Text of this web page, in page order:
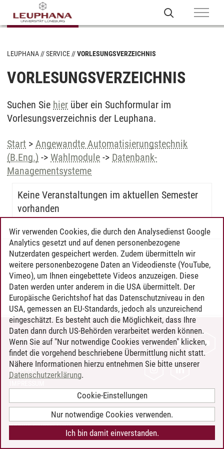
LEUPHANA SERVICE VORLESUNGSVERZEICHNIS
VORLESUNGSVERZEICHNIS
Suchen Sie hier über ein Suchformular im
Vorlesungsverzeichnis der Leuphana.
Start > Angewandte Automatisierungstechnik
(B.Eng.) -> Wahlmodule -> Datenbank-
Managementsysteme
Keine Veranstaltungen im aktuellen Semester
vorhanden
Timo Leder/30.06.2024
KONTAKT
LEUPHANA ALS ARBEITGEBER
INTRANET
BARRIEREFREIHEIT
COOKIE-EINSTELLUNGEN
Wir verwenden Cookies, die durch den Analysedienst Google
Analytics gesetzt und auf denen personenbezogene
Nutzerdaten gespeichert werden. Zudem übermitteln wir
weitere personenbezogene Daten an Videodienste (YouTube,
Vimeo), um Ihnen eingebettete Videos anzuzeigen. Diese
Daten werden unter anderem in die USA übermittelt. Der
Europäische Gerichtshof hat das Datenschutzniveau in den
USA, gemessen an EU-Standards, jedoch als unzureichend
eingeschätzt. Es besteht auch die Möglichkeit, dass Ihre
Daten dann durch US-Behörden verarbeitet werden können.
Wenn Sie auf "Nur notwendige Cookies verwenden" klicken,
findet die vorgehend beschriebene Übermittlung nicht statt.
Nähere Informationen hierzu entnehmen Sie bitte unserer
Datenschutzerklärung.
Cookie-Einstellungen
Nur notwendige Cookies verwenden.
Ich bin damit einverstanden.